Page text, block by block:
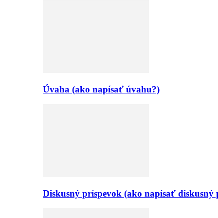
Úvaha (ako napísať úvahu?)
Diskusný príspevok (ako napísať diskusný